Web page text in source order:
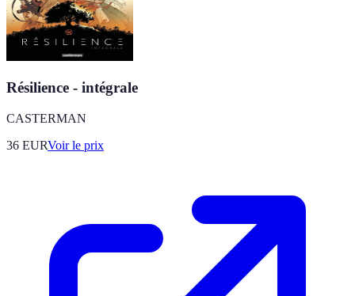
Résilience - intégrale
CASTERMAN
36 EURVoir le prix